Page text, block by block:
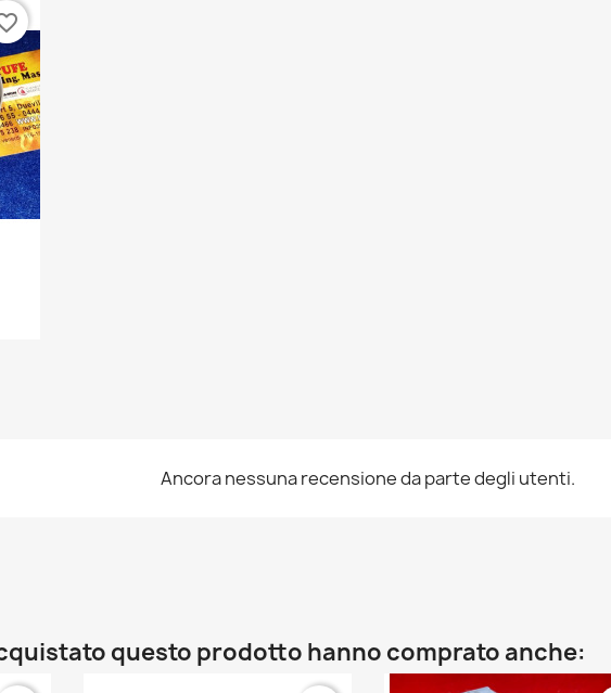
Ancora nessuna recensione da parte degli utenti.
questo prodotto hanno comprato anche: